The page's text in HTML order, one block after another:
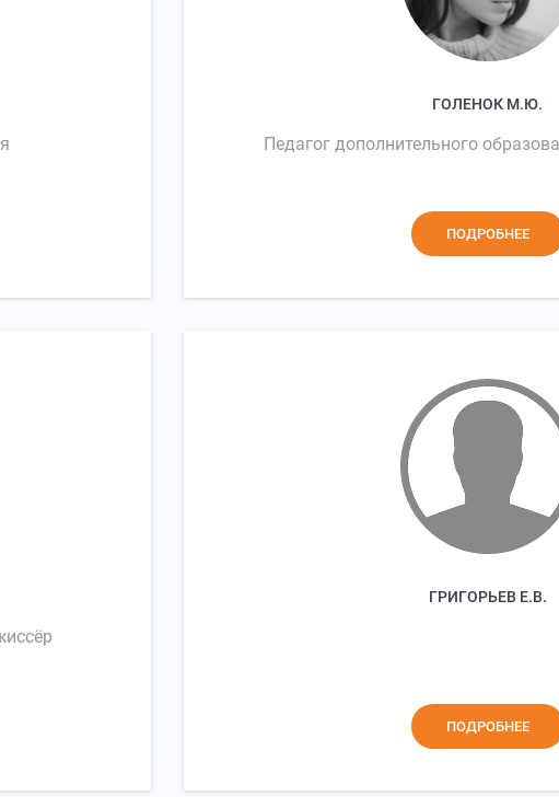
ГОЛЕНОК М.Ю.
Педагог дополнительного
ПОДРОБНЕЕ
ГРИГОРЬЕВ Е.В.
ПОДРОБНЕЕ